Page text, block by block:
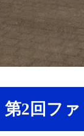
第2回フ